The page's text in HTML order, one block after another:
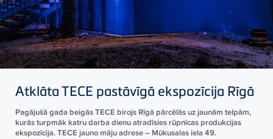
AtklātaTECE pastāvīgā ekspozīcija Rīgā
Pagājušā gada beigās TECE birojs Rīgā pārcēlās uz jaunām telpām,
kurās turpmāk katru darba dienu atradīsies rūpnīcas produkcijas
ekspozīcija. TECE jauno māju adrese – Mūkusalas iela 49.